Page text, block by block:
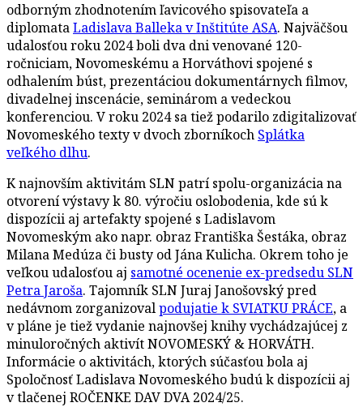
odborným zhodnotením ľavicového spisovateľa a
diplomataLadislava Balleka v Inštitúte ASA. Najväčšou
udalosťou roku 2024 boli dva dni venované 120-
ročniciam, Novomeskému a Horváthovi spojené s
odhalením búst, prezentáciou dokumentárnych filmov,
divadelnej inscenácie, seminárom a vedeckou
konferenciou. V roku 2024 sa tiež podarilo zdigitalizovať
Novomeského texty v dvoch zborníkoch Splátka
veľkého dlhu.
K najnovším aktivitám SLN patrí spolu-organizácia na
otvorení výstavy k 80. výročiu oslobodenia, kde sú k
dispozícii aj artefakty spojené s Ladislavom
Novomeským ako napr. obraz Františka Šestáka, obraz
Milana Medúza či busty od Jána Kulicha. Okrem toho je
veľkou udalosťou aj samotné ocenenie ex-predsedu SLN
Petra Jaroša. Tajomník SLN Juraj Janošovský pred
nedávnom zorganizovalpodujatie k SVIATKU PRÁCE, a
v pláne je tiež vydanie najnovšej knihy vychádzajúcej z
minuloročných aktivít NOVOMESKÝ & HORVÁTH.
Informácie o aktivitách, ktorých súčasťou bola aj
Spoločnosť Ladislava Novomeského budú k dispozícii aj
v tlačenej ROČENKE DAV DVA 2024/25.